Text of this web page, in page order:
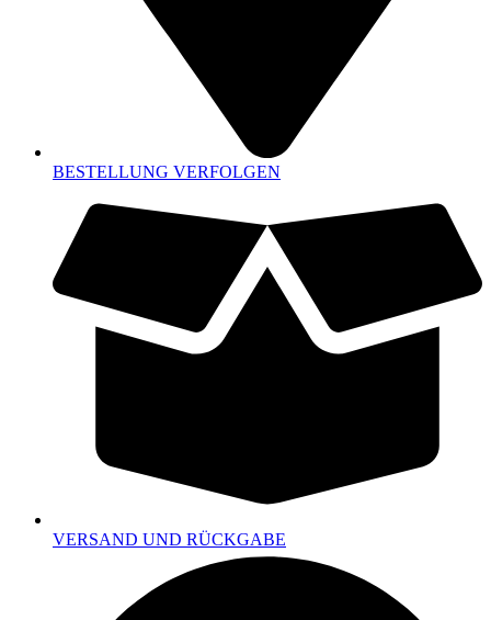
BESTELLUNG VERFOLGEN
VERSAND UND RÜCKGABE